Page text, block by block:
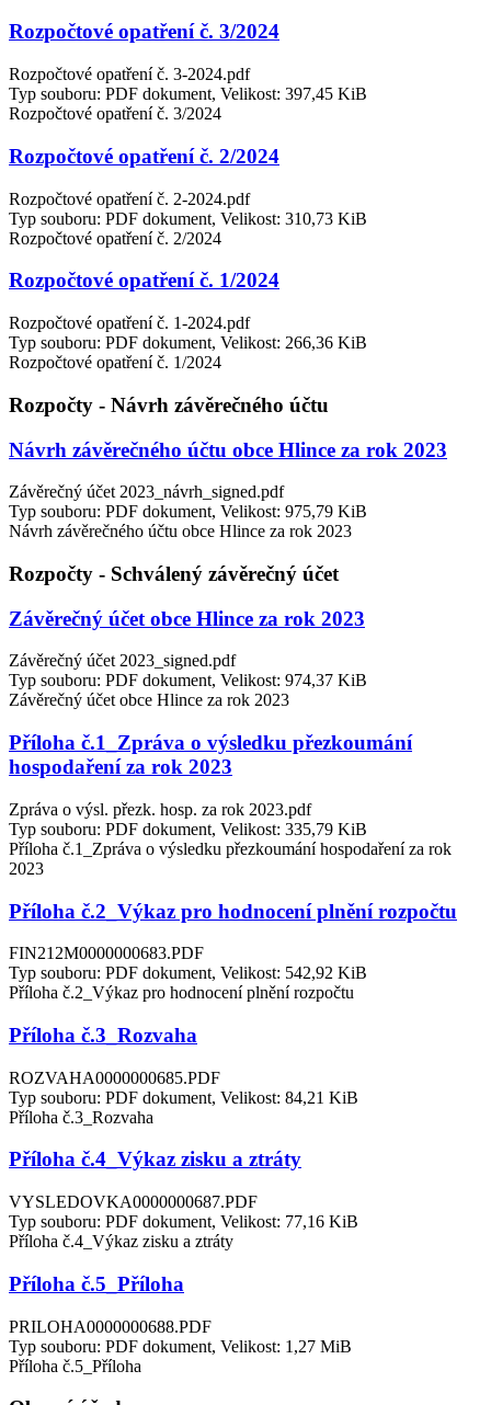
Rozpočtové opatření č. 3/2024
Rozpočtové opatření č. 3-2024.pdf
Typ souboru: PDF dokument, Velikost: 397,45 KiB
Rozpočtové opatření č. 3/2024
Rozpočtové opatření č. 2/2024
Rozpočtové opatření č. 2-2024.pdf
Typ souboru: PDF dokument, Velikost: 310,73 KiB
Rozpočtové opatření č. 2/2024
Rozpočtové opatření č. 1/2024
Rozpočtové opatření č. 1-2024.pdf
Typ souboru: PDF dokument, Velikost: 266,36 KiB
Rozpočtové opatření č. 1/2024
Rozpočty - Návrh závěrečného účtu
Návrh závěrečného účtu obce Hlince za rok 2023
Závěrečný účet 2023_návrh_signed.pdf
Typ souboru: PDF dokument, Velikost: 975,79 KiB
Návrh závěrečného účtu obce Hlince za rok 2023
Rozpočty - Schválený závěrečný účet
Závěrečný účet obce Hlince za rok 2023
Závěrečný účet 2023_signed.pdf
Typ souboru: PDF dokument, Velikost: 974,37 KiB
Závěrečný účet obce Hlince za rok 2023
Příloha č.1_Zpráva o výsledku přezkoumání
hospodaření za rok 2023
Zpráva o výsl. přezk. hosp. za rok 2023.pdf
Typ souboru: PDF dokument, Velikost: 335,79 KiB
Příloha č.1_Zpráva o výsledku přezkoumání hospodaření za rok
2023
Příloha č.2_Výkaz pro hodnocení plnění rozpočtu
FIN212M0000000683.PDF
Typ souboru: PDF dokument, Velikost: 542,92 KiB
Příloha č.2_Výkaz pro hodnocení plnění rozpočtu
Příloha č.3_Rozvaha
ROZVAHA0000000685.PDF
Typ souboru: PDF dokument, Velikost: 84,21 KiB
Příloha č.3_Rozvaha
Příloha č.4_Výkaz zisku a ztráty
VYSLEDOVKA0000000687.PDF
Typ souboru: PDF dokument, Velikost: 77,16 KiB
Příloha č.4_Výkaz zisku a ztráty
Příloha č.5_Příloha
PRILOHA0000000688.PDF
Typ souboru: PDF dokument, Velikost: 1,27 MiB
Příloha č.5_Příloha